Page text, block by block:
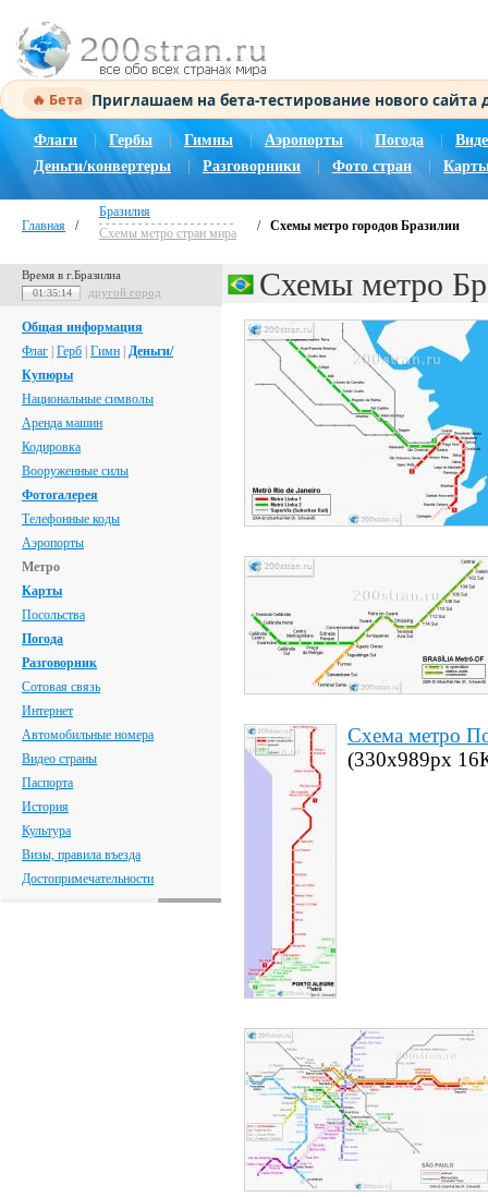
🔥 Бета Приглашаем на бета-тестирование нового
Флаги Гербы Гимны | Аэропорты Погода |
Деньги/конвертеры
Разговорники Фото стран
Главная /
Бразилия
Схемы метро стран мира
/ Схемы метро городов Бразилии
Время в г.Бразилиа
01:35:15 другой город
Общая информация
Флаг Герб Гимн Деньги/
Купюры
Национальные символы
Аренда машин
Кодировка
Вооруженные силы
Фотогалерея
Телефонные коды
Аэропорты
Метро
Карты
Посольства
Погода
Разговорник
Сотовая связь
Интернет
Автомобильные номера
Видео страны
Паспорта
История
Культура
Визы, правила въезда
Достопримечательности
Схемы метро
Схема метро
(330x989px